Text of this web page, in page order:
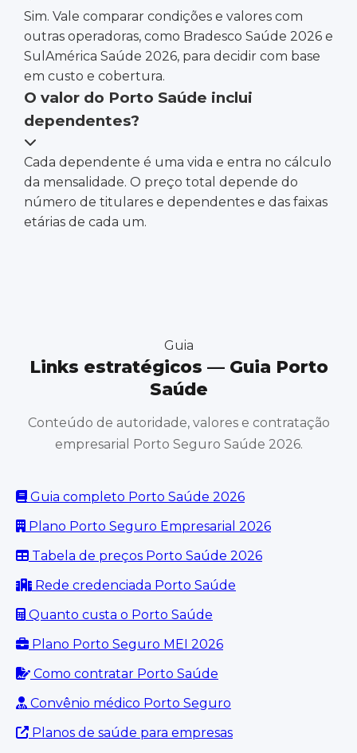
Sim. Vale comparar condições e valores com
outras operadoras, como Bradesco Saúde 2026 e
SulAmérica Saúde 2026, para decidir com base
em custo e cobertura.
O valor do Porto Saúde inclui
dependentes?
Cada dependente é uma vida e entra no cálculo
da mensalidade. O preço total depende do
número de titulares e dependentes e das faixas
etárias de cada um.
Guia
Links estratégicos — Guia Porto
Saúde
Conteúdo de autoridade, valores e contratação
empresarial Porto Seguro Saúde 2026.
Guia completo Porto Saúde 2026
Plano Porto Seguro Empresarial 2026
Tabela de preços Porto Saúde 2026
Rede credenciada Porto Saúde
Quanto custa o Porto Saúde
Plano Porto Seguro MEI 2026
Como contratar Porto Saúde
Convênio médico Porto Seguro
Planos de saúde para empresas